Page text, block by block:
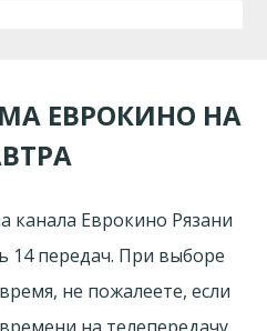
ЕВРОКИНО НА
канала Еврокино Рязани
14 передач. При выборе
не пожалеете, если
на телепередачу